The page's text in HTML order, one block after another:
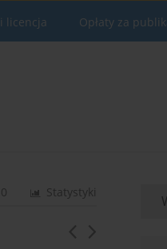
licencja Opłaty za
Statystyki